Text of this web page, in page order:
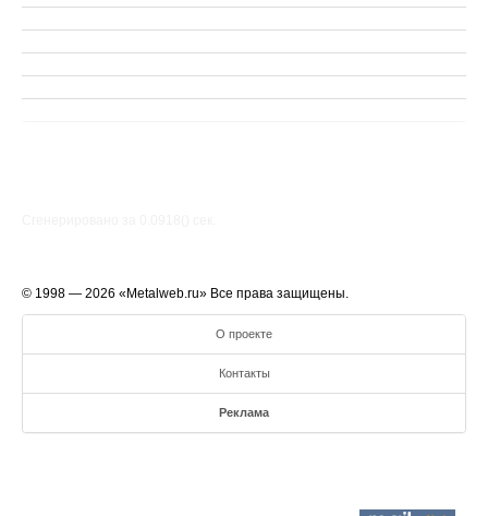
© 1998 — 2026 «Metalweb.ru» Все права защищены.
О проекте
Контакты
Реклама